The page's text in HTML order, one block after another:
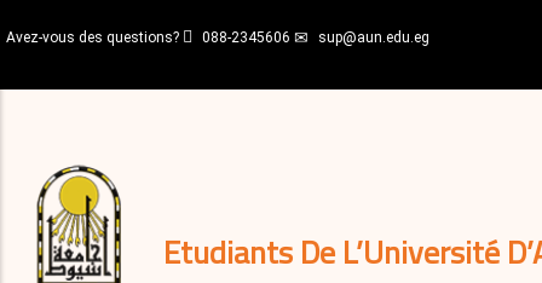
au
principal
Avez-vous des questions? 088-2345606 sup@aun.edu.eg
Etudiants De L’Université
décisions
Expatriés
Journal